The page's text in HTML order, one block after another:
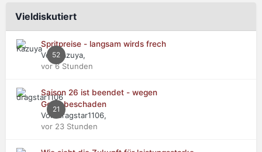
Vieldiskutiert
52
Spritpreise - langsam wirds frech
Von Kazuya,
vor 6 Stunden
21
Saison 26 ist beendet - wegen
Getriebeschaden
Von dragstar1106,
vor 23 Stunden